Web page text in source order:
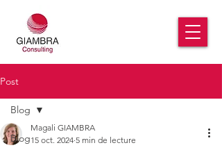
Post
Blog
Blog
Magali GIAMBRA
15 oct. 2024 5 min de lecture